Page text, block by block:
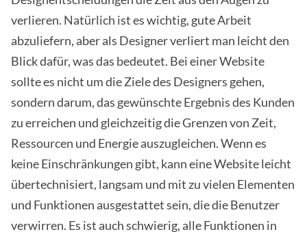
verlieren. Natürlich ist es wichtig, gute Arbeit
abzuliefern, aber als Designer verliert man leicht den
Blick dafür, was das bedeutet. Bei einer Website
sollte es nicht um die Ziele des Designers gehen,
sondern darum, das gewünschte Ergebnis des Kunden
zu erreichen und gleichzeitig die Grenzen von Zeit,
Ressourcen und Energie auszugleichen. Wenn es
keine Einschränkungen gibt, kann eine Website leicht
übertechnisiert, langsam und mit zu vielen Elementen
und Funktionen ausgestattet sein, die die Benutzer
verwirren. Es ist auch schwierig, alle Funktionen in